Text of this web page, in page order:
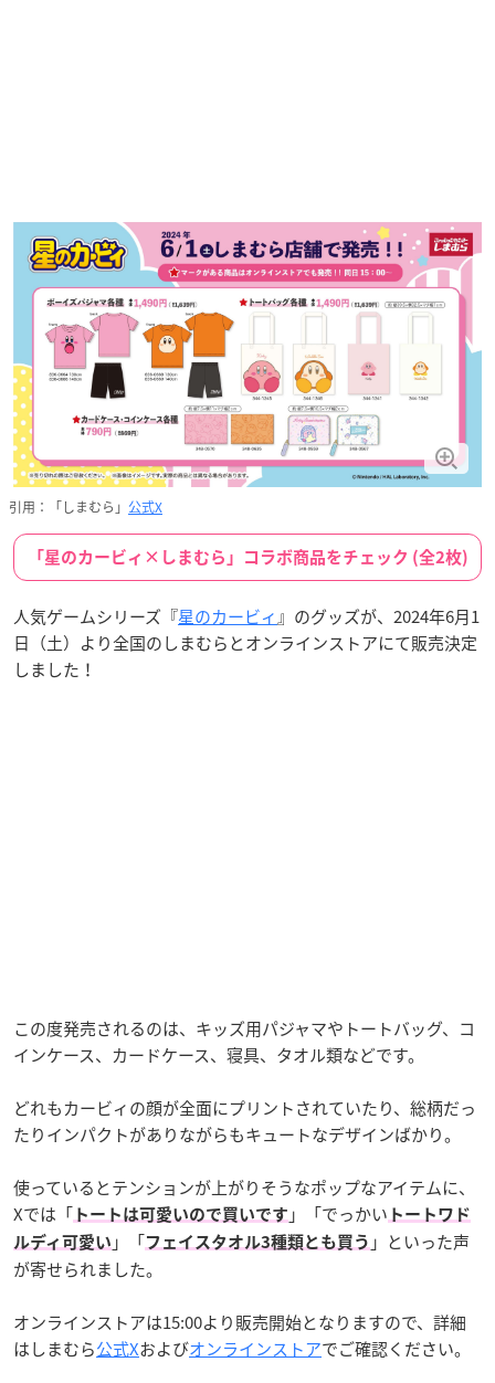
引用：「しまむら」 公式X
「星のカービィ×しまむら」コラボ商品をチェック (全2枚)
人気ゲームシリーズ『星のカービィ』のグッズが、2024年6月1
日（土）より全国のしまむらとオンラインストアにて販売決定
しました！
この度発売されるのは、キッズ用パジャマやトートバッグ、コ
インケース、カードケース、寝具、タオル類などです。
どれもカービィの顔が全面にプリントされていたり、総柄だっ
たりインパクトがありながらもキュートなデザインばかり。
使っているとテンションが上がりそうなポップなアイテムに、
Xでは「 トートは可愛いので買いです 」「でっかい トートワド
ルディ可愛い 」「フェイスタオル3種類とも買う 」といった声
が寄せられました。
オンラインストアは15:00より販売開始となりますので、詳細
はしまむら公式Xおよびオンラインストアでご確認ください。